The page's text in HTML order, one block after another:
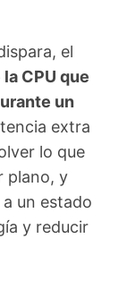
el
CPU que
un
extra
lo que
plano, y
un estado
y reducir